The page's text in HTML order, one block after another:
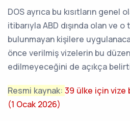
DOS ayrıca bu kısıtların genel
itibarıyla ABD dışında olan ve
bulunmayan kişilere
önce verilmiş vizelerin bu
edilmeyeceğini de açıkça
Resmi kaynak: 39 ülke için vize
(1 Ocak 2026)